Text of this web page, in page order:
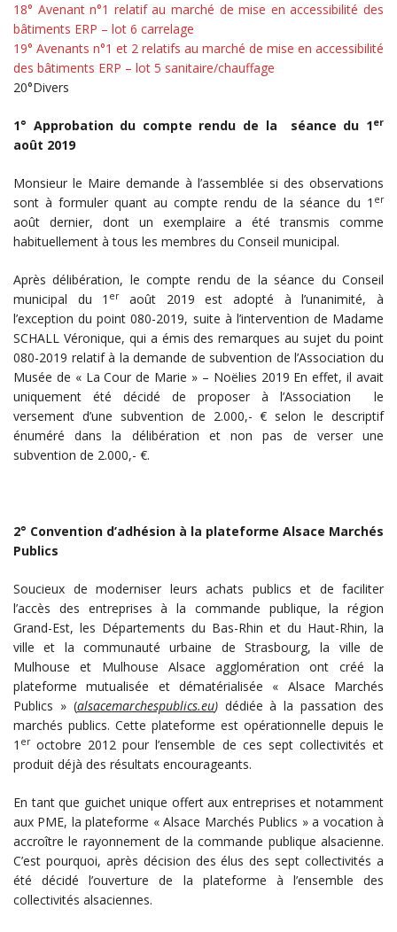
18° Avenant n°1 relatif au marché de mise en accessibilité des
bâtiments ERP – lot 6 carrelage
19° Avenants n°1 et 2 relatifs au marché de mise en accessibilité
des bâtiments ERP – lot 5 sanitaire/chauffage
20°Divers
1° Approbation du compte rendu de la séance du 1er
août 2019
Monsieur le Maire demande à l’assemblée si des observations
sont à formuler quant au compte rendu de la séance du 1 er
août dernier, dont un exemplaire a été transmis comme
habituellement à tous les membres du Conseil municipal.
Après délibération, le compte rendu de la séance du Conseil
municipal du 1 eraoût 2019 est adopté à l’unanimité, à
l’exception du point 080-2019, suite à l’intervention de Madame
SCHALL Véronique, qui a émis des remarques au sujet du point
080-2019 relatif à la demande de subvention de l’Association du
Musée de « La Cour de Marie » – Noëlies 2019 En effet, il avait
uniquement été décidé de proposer à l’Association le
versement d’une subvention de 2.000,- € selon le descriptif
énuméré dans la délibération et non pas de verser une
subvention de 2.000,- €.
2° Convention d’adhésion à la plateforme Alsace Marchés
Publics
Soucieux de moderniser leurs achats publics et de faciliter
l’accès des entreprises à la commande publique, la région
Grand-Est, les Départements du Bas-Rhin et du Haut-Rhin, la
ville et la communauté urbaine de Strasbourg, la ville de
Mulhouse et Mulhouse Alsace agglomération ont créé la
plateforme mutualisée et dématérialisée « Alsace Marchés
Publics » (alsacemarchespublics.eu) dédiée à la passation des
marchés publics. Cette plateforme est opérationnelle depuis le
1 eroctobre 2012 pour l’ensemble de ces sept collectivités et
produit déjà des résultats encourageants.
En tant que guichet unique offert aux entreprises et notamment
aux PME, la plateforme « Alsace Marchés Publics » a vocation à
accroître le rayonnement de la commande publique alsacienne.
C’est pourquoi, après décision des élus des sept collectivités a
été décidé l’ouverture de la plateforme à l’ensemble des
collectivités alsaciennes.